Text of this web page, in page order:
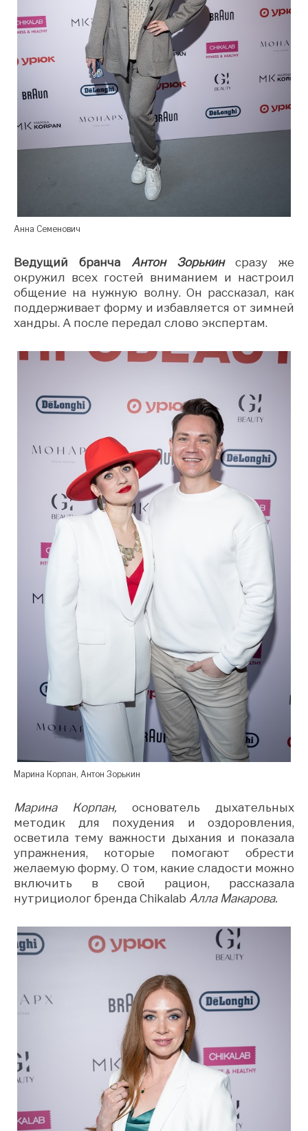
Анна Семенович
Ведущий бранча Антон Зорькинсразу же
окружил всех гостей вниманием и настроил
общение на нужную волну. Он рассказал, как
поддерживает форму и избавляется от зимней
хандры. А после передал слово экспертам.
Марина Корпан, Антон Зорькин
Марина Корпан, основатель дыхательных
методик для похудения и оздоровления,
осветила тему важности дыхания и показала
упражнения, которые помогают обрести
желаемую форму. О том, какие сладости можно
включить в свой рацион, рассказала
нутрициолог бренда Сhikalab Алла Макарова.